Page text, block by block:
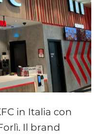
in Italia con
Il brand